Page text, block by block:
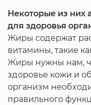
Некоторые из них
для здоровья
Жиры содержат
витамины, такие
Жиры нужны нам,
здоровье кожи и
организм
правильного